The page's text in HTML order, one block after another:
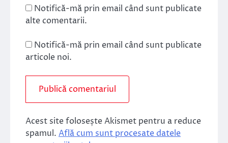
Notifică-mă prin email când sunt publicate
alte comentarii.
Notifică-mă prin email când sunt publicate
articole noi.
Acest site folosește Akismet pentru a reduce
spamul. Află cum sunt procesate datele